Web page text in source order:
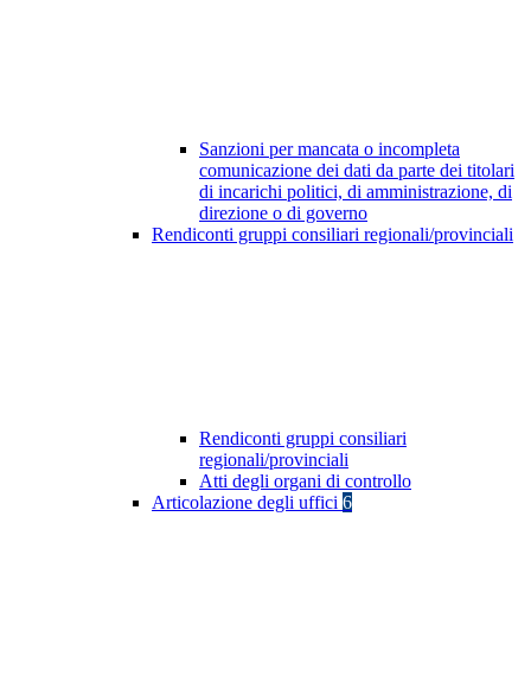
Sanzioni per mancata o incompleta
comunicazione dei dati da parte dei titolari
di incarichi politici, di amministrazione, di
direzione o di governo
Rendiconti gruppi consiliari regionali/provinciali
Rendiconti gruppi consiliari
regionali/provinciali
Atti degli organi di controllo
Articolazione degli uffici 6